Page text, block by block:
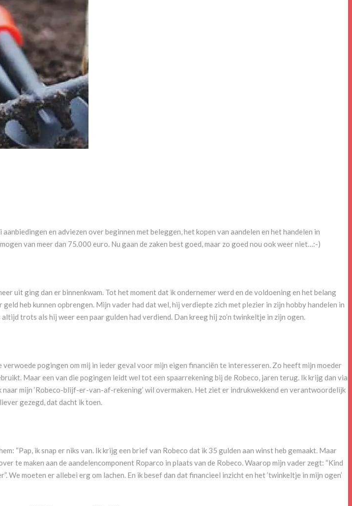
en adviezen over beginnen met beleggen, het kopen van aandelen en het handelen in
van meer dan 75.000 euro. Nu gaan de zaken best goed, maar zo goed nou ook weer niet…:-)
uit ging dan er binnenkwam. Tot het moment dat ik ondernemer werd en de voldoening en het belang
heb kunnen opbrengen. Mijn vader had dat wel, hij verdiepte zich met plezier in zijn hobby handelen in
trots als hij weer een paar gulden had verdiend. Dan kreeg hij zo’n twinkeltje in zijn ogen.
pogingen om mij in ieder geval voor mijn eigen financiën te interesseren. Zo heeft mijn moeder
Maar een van die pogingen leidt wel tot een spaarrekening bij de Robeco, jaren terug. Ik krijg dan via
mijn ‘Robeco-blijf-er-van-af-rekening’ wil overmaken. Het ziet er indrukwekkend en verantwoordelijk
gezegd, dat dacht ik toen.
“Pap, ik snap er niks van. Ik krijg een brief van Robeco dat ik 35 gulden aan winst heb gemaakt. Maar
te maken aan de aandelencomponent Roparco in plaats van de Robeco. Waarop mijn vader zegt: “Kind
moeten er allebei erg om lachen. En ik besef dan dat financieel inzicht en het ’twinkeltje in mijn ogen’